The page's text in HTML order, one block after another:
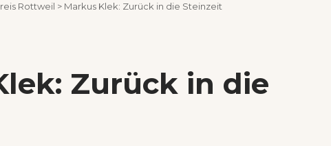
Rottweil > Markus Klek: Zurück in die Steinzeit
Zurück in die